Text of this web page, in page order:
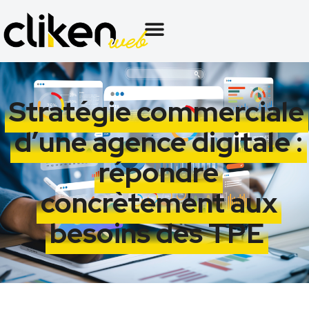
Stratégie commerciale
d’une agence digitale :
répondre
concrètement aux
besoins des TPE